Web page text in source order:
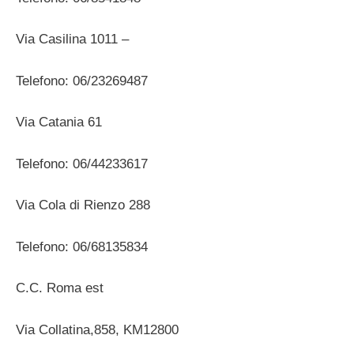
Via Casilina 1011 –
Telefono: 06/23269487
Via Catania 61
Telefono: 06/44233617
Via Cola di Rienzo 288
Telefono: 06/68135834
C.C. Roma est
Via Collatina,858, KM12800